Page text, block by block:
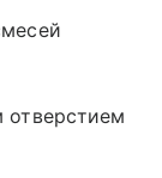
отверстием